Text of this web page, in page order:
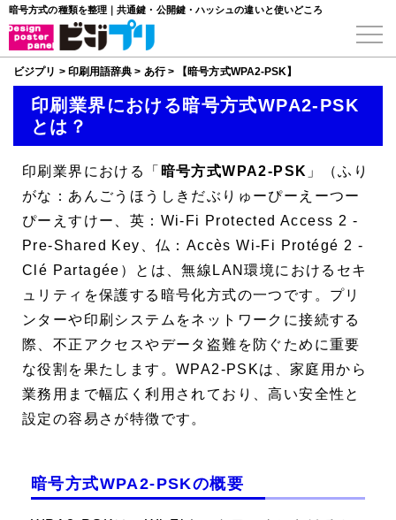
暗号方式の種類を整理｜共通鍵・公開鍵・ハッシュの違いと使いどころ
ビジプリ > 印刷用語辞典 > あ行> 【暗号方式WPA2-PSK】
印刷業界における暗号方式WPA2-PSK
とは？
印刷業界における「 暗号方式WPA2-PSK 」（ふり
がな：あんごうほうしきだぶりゅーぴーえーつー
ぴーえすけー、英：Wi-Fi Protected Access 2 -
Pre-Shared Key、仏：Accès Wi-Fi Protégé 2 -
Clé Partagée）とは、無線LAN環境におけるセキ
ュリティを保護する暗号化方式の一つです。プリ
ンターや印刷システムをネットワークに接続する
際、不正アクセスやデータ盗難を防ぐために重要
な役割を果たします。WPA2-PSKは、家庭用から
業務用まで幅広く利用されており、高い安全性と
設定の容易さが特徴です。
暗号方式WPA2-PSKの概要